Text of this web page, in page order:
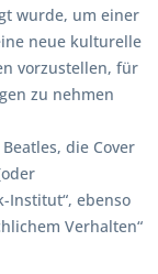
wurde, um einer
neue kulturelle
vorzustellen, für
zu nehmen
die Cover
Institut“, ebenso
Verhalten“